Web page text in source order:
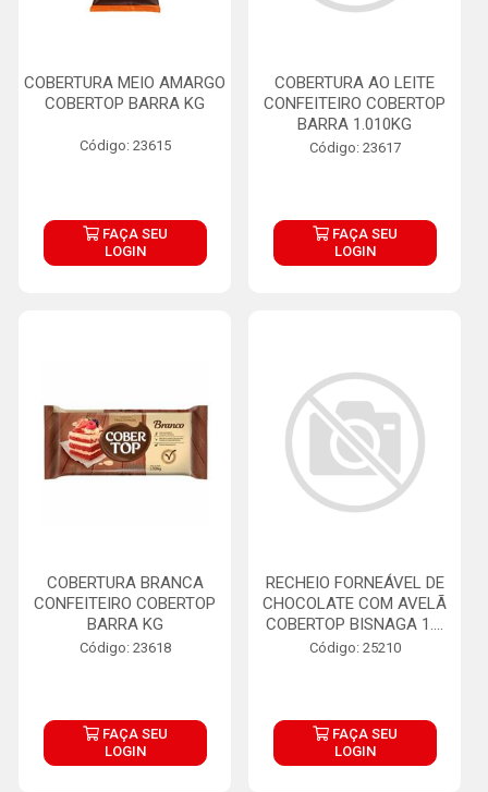
COBERTURA MEIO AMARGO
COBERTOP BARRA KG
Código: 23615
FAÇA SEU
LOGIN
COBERTURA AO LEITE
CONFEITEIRO COBERTOP
BARRA 1.010KG
Código: 23617
FAÇA SEU
LOGIN
COBERTURA BRANCA
CONFEITEIRO COBERTOP
BARRA KG
Código: 23618
FAÇA SEU
LOGIN
RECHEIO FORNEÁVEL DE
CHOCOLATE COM AVELÃ
COBERTOP BISNAGA 1....
Código: 25210
FAÇA SEU
LOGIN